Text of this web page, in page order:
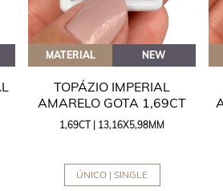
MATERIAL NEW
TOPÁZIO IMPERIAL
AMARELO GOTA 1,69CT
1,69CT | 13,16X5,98MM
ÚNICO | SINGLE